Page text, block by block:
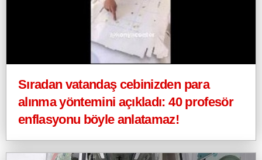
Sıradan vatandaş cebinizden para
alınma yöntemini açıkladı: 40 profesör
enflasyonu böyle anlatamaz!